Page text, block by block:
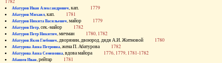
1782
Абатуров Иван Александрович, кап. 1779
Абатуров Михаил, кап. 1781
Абатуров Никита Васильевич, майор 1779
Абатуров Петр, сек.-майор 1782
Абатуров Петр Никитич, мичман 1780, 1782
Абатуров Яков Глебович, дворянин, двоюрод. дядя А.И. Житновой 1780
Абатурова Анна Петровна, жена П. Абатурова 1782
Абатурова Анна Семеновна, вдова майора 1776, 1779, 1781-1782
Абашев Иван, рейтар 1781